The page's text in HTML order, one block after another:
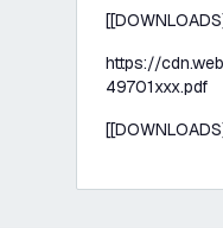
https://
49701xxx.pdf